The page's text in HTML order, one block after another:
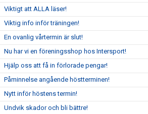
Viktigt att ALLA läser!
Viktig info inför träningen!
En ovanlig vårtermin är slut!
Nu har vi en föreningsshop hos Intersport!
Hjälp oss att få in förlorade pengar!
Påminnelse angående höstterminen!
Nytt inför höstens termin!
Undvik skador och bli bättre!